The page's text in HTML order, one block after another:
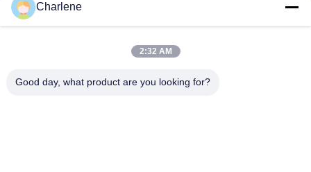
त्वरित संपर्क
Charlene
2:32 AM
Good day, what product are you looking for?